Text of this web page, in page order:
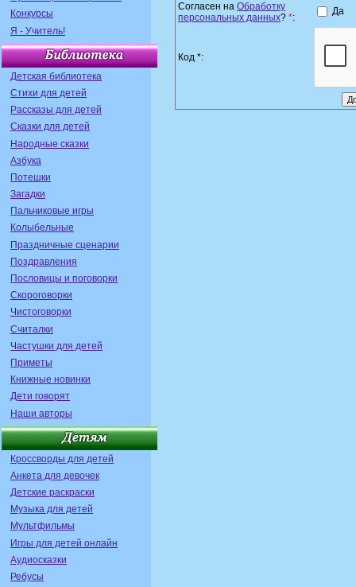
Конкурсы
Я - Учитель!
Детская библиотека
Стихи для детей
Рассказы для детей
Сказки для детей
Народные сказки
Азбука
Потешки
Загадки
Пальчиковые игры
Колыбельные
Праздничные сценарии
Поздравления
Пословицы и поговорки
Скороговорки
Чистоговорки
Считалки
Частушки для детей
Приметы
Книжные новинки
Дети говорят
Наши авторы
Кроссворды для детей
Анкета для девочек
Детские раскраски
Музыка для детей
Мультфильмы
Игры для детей онлайн
Аудиосказки
Ребусы
Согласен на Обработку
персональных данных? *:
Да
Код *: